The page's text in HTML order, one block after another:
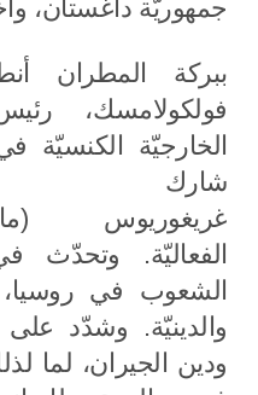
جمهوريّة داغستان،
ببركة المطران
فولكولامسك،
الخارجيّة الكنسيّة
شارك
غريغوريوس
الفعاليّة. وتحدّث
الشعوب في روسيا،
والدينيّة. وشدّد
ودين الجيران، لما